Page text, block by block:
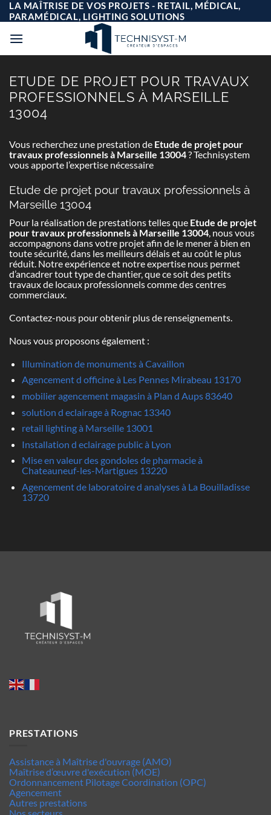
Passer
au
contenu
LA MAÎTRISE DE VOS PROJETS - RETAIL, MÉDICAL,
PARAMÉDICAL, LIGHTING SOLUTIONS
ETUDE DE PROJET POUR TRAVAUX
PROFESSIONNELS À MARSEILLE
13004
Vous recherchez une prestation de Etude de projet pour
travaux professionnels à Marseille 13004? Technisystem
vous apporte l’expertise nécessaire
Etude de projet pour travaux professionnels à
Marseille 13004
Pour la réalisation de prestations telles que Etude de projet
pour travaux professionnels à Marseille 13004, nous vous
accompagnons dans votre projet afin de le mener à bien en
toute sécurité, dans les meilleurs délais et au coût le plus
réduit. Notre expérience et notre expertise nous permet
d’ancadrer tout type de chantier, que ce soit des petits
travaux de locaux professionnels comme des centres
commerciaux.
Contactez-nous pour obtenir plus de renseignements.
Nous vous proposons également :
Illumination de monuments à Cavaillon
Agencement d officine à Les Pennes Mirabeau 13170
mobilier agencement magasin à Plan d Aups 83640
solution d eclairage à Rognac 13340
retail lighting à Marseille 13001
Installation d eclairage public à Lyon
Mise en valeur des gondoles de pharmacie à
Chateauneuf-les-Martigues 13220
Agencement de laboratoire d analyses à La Bouilladisse
13720
PRESTATIONS
Assistance à Maîtrise d'ouvrage (AMO)
Maîtrise d’œuvre d'exécution (MOE)
Ordonnancement Pilotage Coordination (OPC)
Agencement
Autres prestations